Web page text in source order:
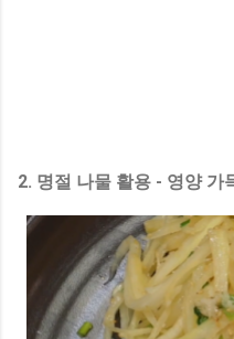
2. 명절 나물 활용 - 영양 가